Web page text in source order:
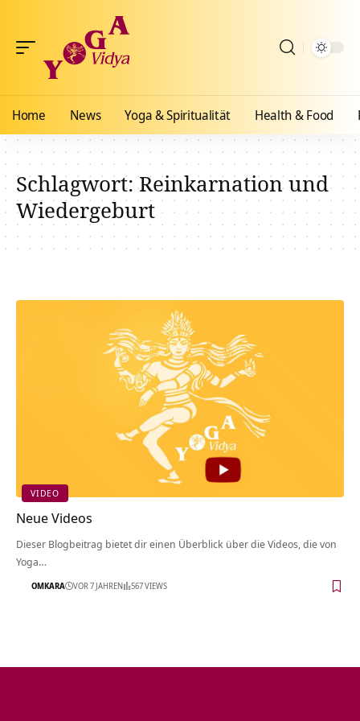
Home News Yoga & Spiritualität Health & Food
Schlagwort:Reinkarnation und
Wiedergeburt
VIDEO
Neue Videos
Dieser Blogbeitrag bietet dir einen Überblick über die Videos, die von
Yoga…
OMKARA VOR 7 JAHREN 567 VIEWS